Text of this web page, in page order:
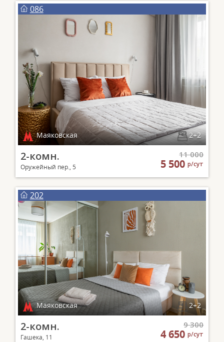
086
Маяковская 2+2
2-комн.
Оружейный пер., 5
11 000
5 500р/сут
202
Маяковская 2+2
2-комн.
Гашека, 11
9 300
4 650р/сут